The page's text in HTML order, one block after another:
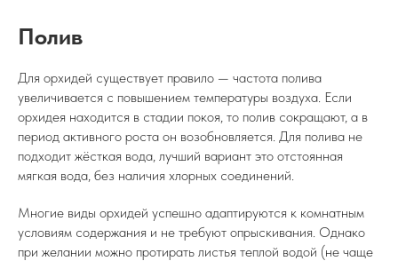
Полив
Для орхидей существует правило — частота полива
увеличивается с повышением температуры воздуха. Если
орхидея находится в стадии покоя, то полив сокращают, а в
период активного роста он возобновляется. Для полива не
подходит жёсткая вода, лучший вариант это отстоянная
мягкая вода, без наличия хлорных соединений.
Многие виды орхидей успешно адаптируются к комнатным
условиям содержания и не требуют опрыскивания. Однако
при желании можно протирать листья теплой водой (не чаще